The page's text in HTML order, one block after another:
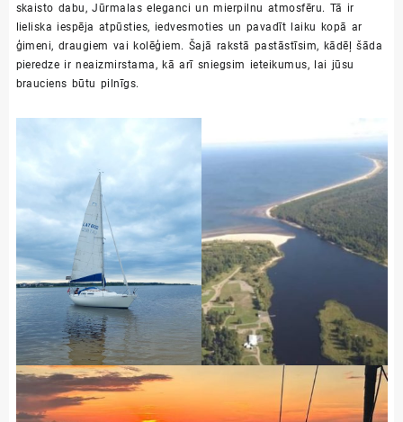
skaisto dabu, Jūrmalas eleganci un mierpilnu atmosfēru. Tā ir
lieliska iespēja atpūsties, iedvesmoties un pavadīt laiku kopā ar
ģimeni, draugiem vai kolēģiem. Šajā rakstā pastāstīsim, kādēļ šāda
pieredze ir neaizmirstama, kā arī sniegsim ieteikumus, lai jūsu
brauciens būtu pilnīgs.